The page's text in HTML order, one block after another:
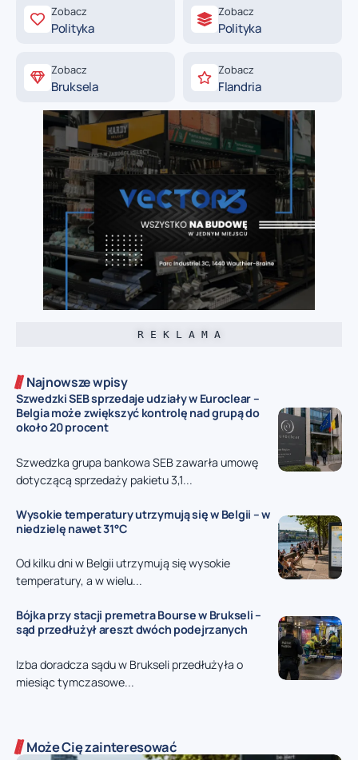
Zobacz
Polityka
Zobacz
Polityka
Zobacz
Bruksela
Zobacz
Flandria
R E K L A M A
Najnowsze wpisy
Szwedzki SEB sprzedaje udziały w Euroclear –
Belgia może zwiększyć kontrolę nad grupą do
około 20 procent
Szwedzka grupa bankowa SEB zawarła umowę
dotyczącą sprzedaży pakietu 3,1...
Wysokie temperatury utrzymują się w Belgii – w
niedzielę nawet 31°C
Od kilku dni w Belgii utrzymują się wysokie
temperatury, a w wielu...
Bójka przy stacji premetra Bourse w Brukseli –
sąd przedłużył areszt dwóch podejrzanych
Izba doradcza sądu w Brukseli przedłużyła o
miesiąc tymczasowe...
Może Cię zainteresować